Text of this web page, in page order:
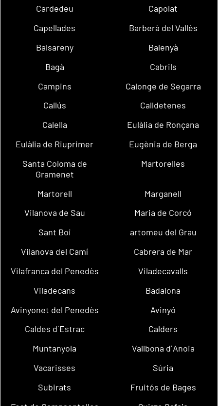
Cardedeu
Capolat
Capellades
Barberà del Vallès
Balsareny
Balenyà
Bagà
Cabrils
Campins
Calonge de Segarra
Callús
Calldetenes
Calella
Eulàlia de Ronçana
Eulàlia de Riuprimer
Eugènia de Berga
Santa Coloma de
Gramenet
Martorelles
Martorell
Marganell
Vilanova de Sau
Maria de Corcó
Sant Boi
artomeu del Grau
Vilanova del Camí
Cabrera de Mar
Vilafranca del Penedès
Viladecavalls
Viladecans
Badalona
Avinyonet del Penedès
Avinyó
Caldes d´Estrac
Calders
Muntanyola
Vallbona d´Anoia
Vacarisses
Súria
Subirats
Fruitós de Bages